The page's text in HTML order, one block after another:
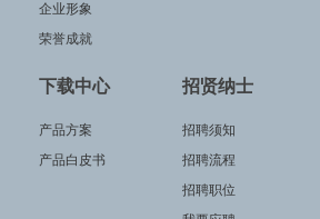
企业形象
荣誉成就
下载中心
产品方案
产品白皮书
招贤纳士
招聘须知
招聘流程
招聘职位